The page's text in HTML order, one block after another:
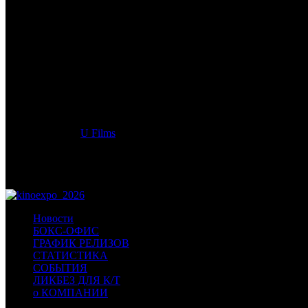
U Films
Новости
БОКС-ОФИС
ГРАФИК РЕЛИЗОВ
СТАТИСТИКА
СОБЫТИЯ
ЛИКБЕЗ ДЛЯ К/Т
о КОМПАНИИ